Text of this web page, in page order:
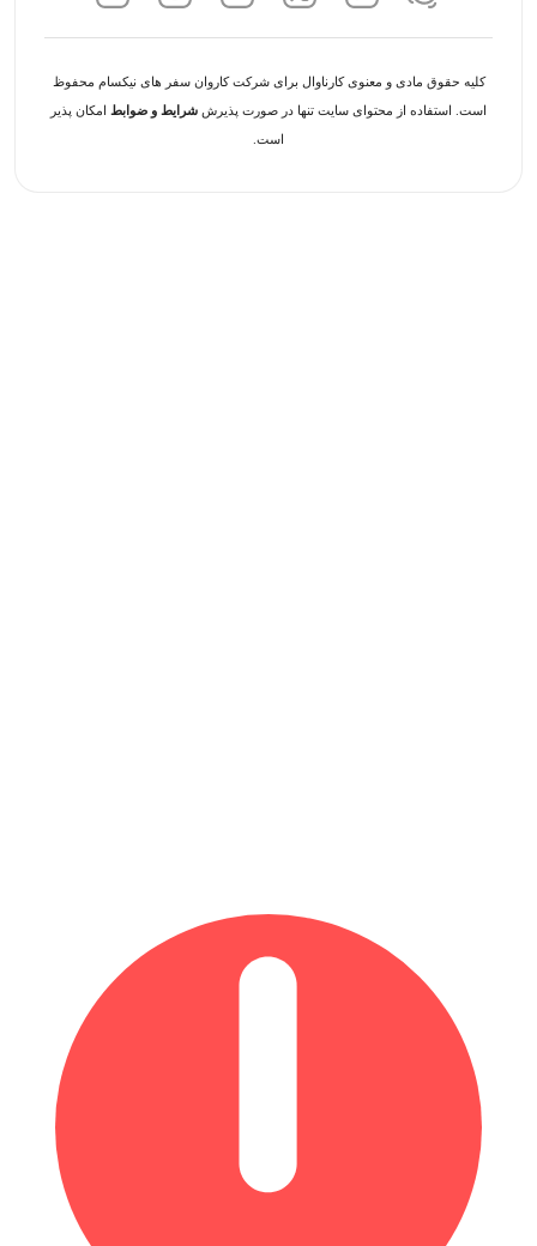
کلیه حقوق مادی و معنوی کارناوال برای شرکت کاروان سفر های نیکسام محفوظ
است. استفاده از محتوای سایت تنها در صورت پذیرش شرایط و ضوابط امکان پذیر
است.